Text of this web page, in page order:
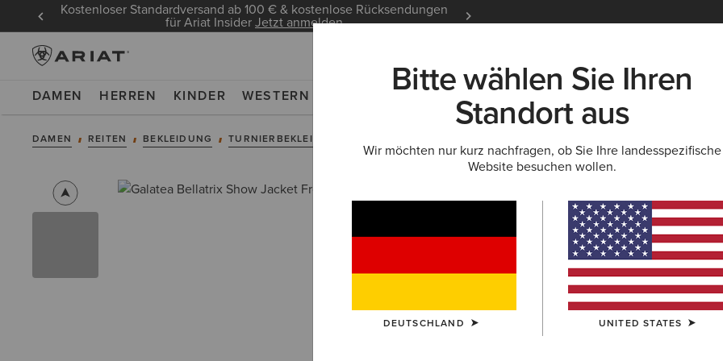
Kostenloser Standardversand ab 100 € & kostenlose Rücksendungen
für Ariat InsiderJetzt anmelden
DAMEN HERREN KINDER WESTERN NEU & FEATURED ARIAT LIFE OUTLET
DAMEN REITEN BEKLEIDUNG TURNIERBEKLEIDUNG
Galatea
Reduziert von
315,00 €auf
(24)
FARBE: SHOW
Bitte wählen Sie Ihren
Standort aus
Wir möchten nur kurz nachfragen, ob Sie Ihre landesspezifische
Website besuchen wollen.
DEUTSCHLAND UNITED STATES